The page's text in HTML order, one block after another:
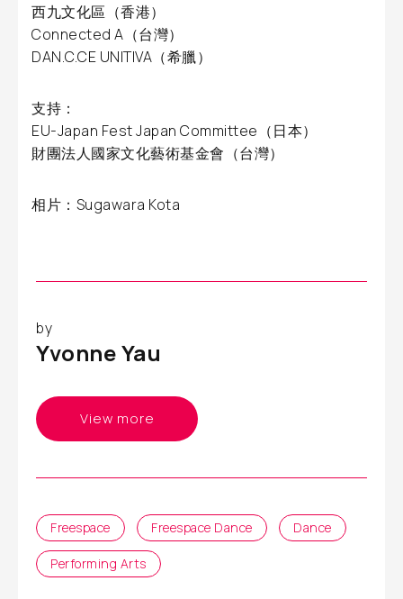
西九文化區（香港）
Connected A（台灣）
DAN.C.CE UNITIVA（希臘）
支持：
EU-Japan Fest Japan Committee（日本）
財團法人國家文化藝術基金會（台灣）
相片：Sugawara Kota
by
Yvonne Yau
View more
Freespace Freespace Dance Dance
Performing Arts